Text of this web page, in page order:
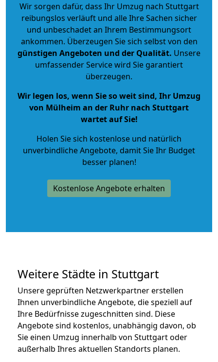
Wir sorgen dafür, dass Ihr Umzug nach Stuttgart
reibungslos verläuft und alle Ihre Sachen sicher
und unbeschadet an Ihrem Bestimmungsort
ankommen. Überzeugen Sie sich selbst von den
günstigen Angeboten und der Qualität. Unsere
umfassender Service wird Sie garantiert
überzeugen.
Wir legen los, wenn Sie so weit sind, Ihr Umzug
von Mülheim an der Ruhr nach Stuttgart
wartet auf Sie!
Holen Sie sich kostenlose und natürlich
unverbindliche Angebote, damit Sie Ihr Budget
besser planen!
Kostenlose Angebote erhalten
Weitere Städte in Stuttgart
Unsere geprüften Netzwerkpartner erstellen
Ihnen unverbindliche Angebote, die speziell auf
Ihre Bedürfnisse zugeschnitten sind. Diese
Angebote sind kostenlos, unabhängig davon, ob
Sie einen Umzug innerhalb von Stuttgart oder
außerhalb Ihres aktuellen Standorts planen.